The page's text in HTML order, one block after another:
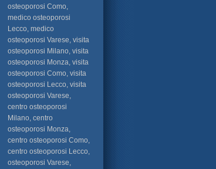
osteoporosi Como,
medico osteoporosi
Lecco, medico
osteoporosi Varese, visita
osteoporosi Milano, visita
osteoporosi Monza, visita
osteoporosi Como, visita
osteoporosi Lecco, visita
osteoporosi Varese,
centro osteoporosi
Milano, centro
osteoporosi Monza,
centro osteoporosi Como,
centro osteoporosi Lecco,
osteoporosi Varese,